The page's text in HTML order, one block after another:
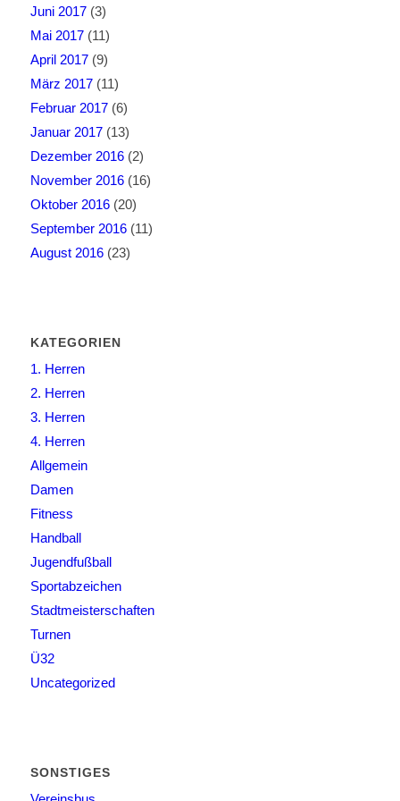
Juni 2017(3)
Mai 2017(11)
April 2017(9)
März 2017(11)
Februar 2017(6)
Januar 2017(13)
Dezember 2016(2)
November 2016(16)
Oktober 2016(20)
September 2016(11)
August 2016(23)
KATEGORIEN
1. Herren
2. Herren
3. Herren
4. Herren
Allgemein
Damen
Fitness
Handball
Jugendfußball
Sportabzeichen
Stadtmeisterschaften
Turnen
Ü32
Uncategorized
SONSTIGES